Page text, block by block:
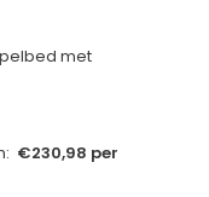
met
€230,98 per